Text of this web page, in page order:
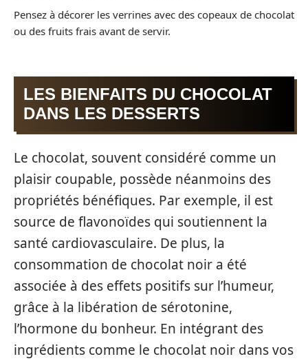
Pensez à décorer les verrines avec des copeaux de chocolat
ou des fruits frais avant de servir.
LES BIENFAITS DU CHOCOLAT
DANS LES DESSERTS
Le chocolat, souvent considéré comme un
plaisir coupable, possède néanmoins des
propriétés bénéfiques. Par exemple, il est
source de flavonoïdes qui soutiennent la
santé cardiovasculaire. De plus, la
consommation de chocolat noir a été
associée à des effets positifs sur l’humeur,
grâce à la libération de sérotonine,
l’hormone du bonheur. En intégrant des
ingrédients comme le chocolat noir dans vos